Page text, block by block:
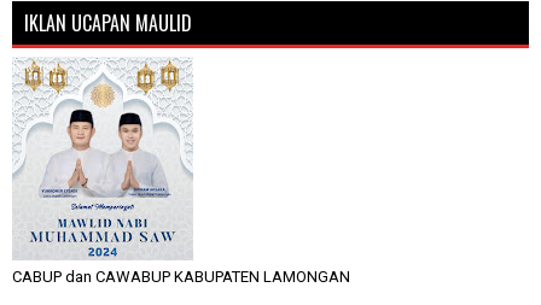
IKLAN UCAPAN MAULID
CABUP dan CAWABUP KABUPATEN LAMONGAN